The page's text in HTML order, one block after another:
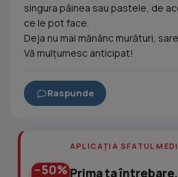
singura pâinea sau pastele, de
ce le pot face.
Deja nu mai mănânc murături,
Vă mulțumesc anticipat!
Raspunde
−50%
APLICAȚIA SFATUL
Prima ta